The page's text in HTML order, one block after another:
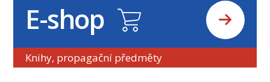
E-shop
Knihy, propagační předměty